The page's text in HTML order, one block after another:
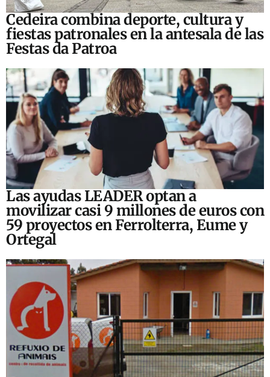
Cedeira combina deporte, cultura y
fiestas patronales en la antesala de las
Festas da Patroa
Las ayudas LEADER optan a
movilizar casi 9 millones de euros con
59 proyectos en Ferrolterra, Eume y
Ortegal